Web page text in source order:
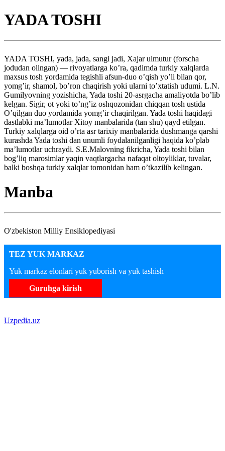
YADA TOSHI
YADA TOSHI, yada, jada, sangi jadi, Xajar ulmutur (forscha
jodudan olingan) — rivoyatlarga ko’ra, qadimda turkiy xalqlarda
maxsus tosh yordamida tegishli afsun-duo o’qish yo’li bilan qor,
yomg’ir, shamol, bo’ron chaqirish yoki ularni to’xtatish udumi. L.N.
Gumilyovning yozishicha, Yada toshi 20-asrgacha amaliyotda bo’lib
kelgan. Sigir, ot yoki to’ng’iz oshqozonidan chiqqan tosh ustida
O’qilgan duo yordamida yomg’ir chaqirilgan. Yada toshi haqidagi
dastlabki ma’lumotlar Xitoy manbalarida (tan shu) qayd etilgan.
Turkiy xalqlarga oid o’rta asr tarixiy manbalarida dushmanga qarshi
kurashda Yada toshi dan unumli foydalanilganligi haqida ko’plab
ma’lumotlar uchraydi. S.E.Malovning fikricha, Yada toshi bilan
bog’liq marosimlar yaqin vaqtlargacha nafaqat oltoyliklar, tuvalar,
balki boshqa turkiy xalqlar tomonidan ham o’tkazilib kelingan.
Manba
O'zbekiston Milliy Ensiklopediyasi
TEZ YUK MARKAZ
Yuk markaz elonlari yuk yuborish va yuk tashish
Guruhga kirish
Uzpedia.uz